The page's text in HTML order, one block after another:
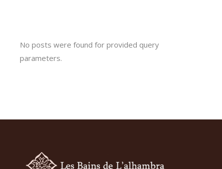
No posts were found for provided query
parameters.